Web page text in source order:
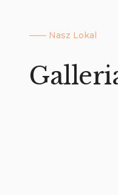
—— Nasz Lokal